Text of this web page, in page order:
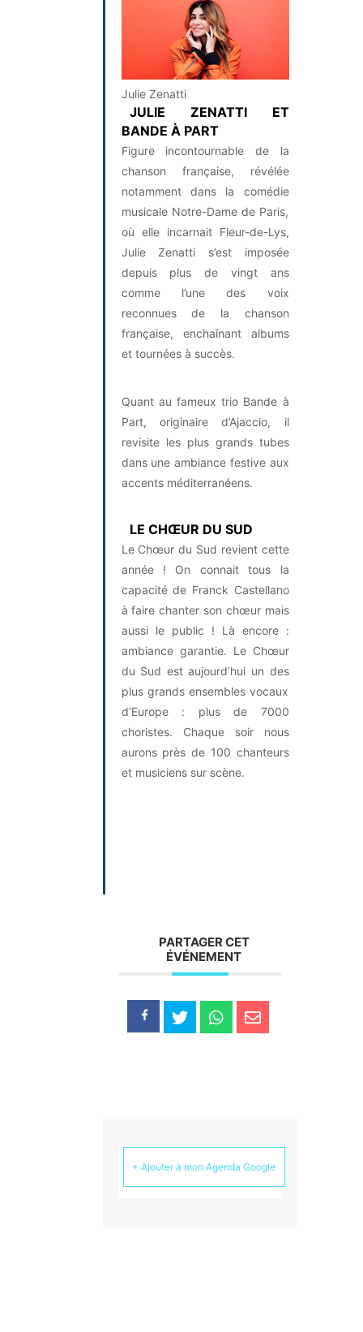
Julie Zenatti
JULIE ZENATTI ET
BANDE À PART
Figure incontournable de la
chanson française, révélée
notamment dans la comédie
musicale Notre-Dame de Paris,
où elle incarnait Fleur-de-Lys,
Julie Zenatti s’est imposée
depuis plus de vingt ans
comme l’une des voix
reconnues de la chanson
française, enchaînant albums
et tournées à succès.
Quant au fameux trio Bande à
Part, originaire d’Ajaccio, il
revisite les plus grands tubes
dans une ambiance festive aux
accents méditerranéens.
LE CHŒUR DU SUD
Le Chœur du Sud revient cette
année ! On connait tous la
capacité de Franck Castellano
à faire chanter son chœur mais
aussi le public ! Là encore :
ambiance garantie. Le Chœur
du Sud est aujourd’hui un des
plus grands ensembles vocaux
d’Europe : plus de 7000
choristes. Chaque soir nous
aurons près de 100 chanteurs
et musiciens sur scène.
PARTAGER CET
ÉVÉNEMENT
+ Ajouter à mon Agenda Google